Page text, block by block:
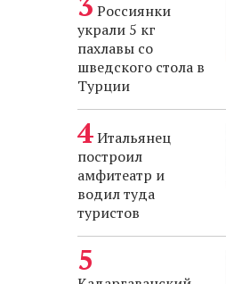
Россиянки
украли 5 кг
пахлавы со
шведского стола в
Турции
Итальянец
построил
амфитеатр и
водил туда
туристов